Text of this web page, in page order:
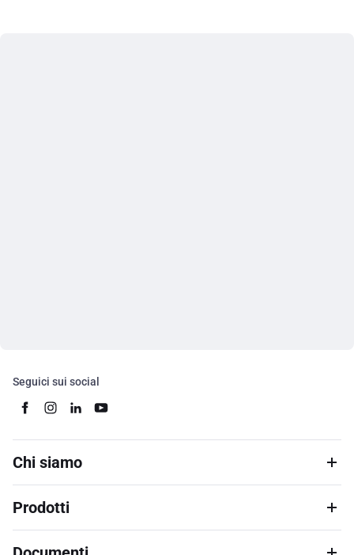
Seguici sui social
Chi siamo
Prodotti